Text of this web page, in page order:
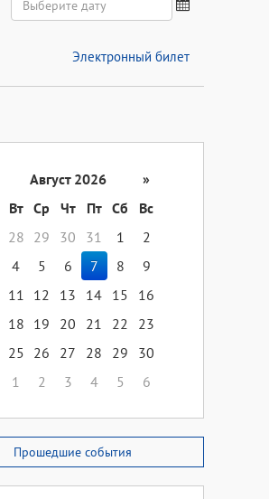
Электронный билет
Август 2026
»
Вт Ср Чт Пт Сб
Вс
28 29 30 31 1
2
4 5 6 7 8
9
11 12 13 14 15
16
18 19 20 21 22
23
25 26 27 28 29
30
1 2 3 4 5 6
Прошедшие события